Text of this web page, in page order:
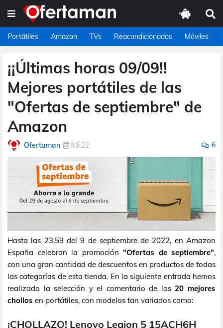
Portátiles Amazon TVs Reacondicionados Móviles
¡¡Últimas horas 09/09!!
Mejores portátiles de las
"Ofertas de septiembre" de
Amazon
Ofertaman 9.9.22 6
Hasta las 23.59 del 9 de septiembre de 2022, en Amazon
España celebran la promoción "Ofertas de septiembre",
con una gran cantidad de descuentos en productos de todas
las categorías de esta tienda. En la siguiente entrada hemos
realizado la selección y el comentario de los20 mejores
chollos en portátiles, con modelos tan variados como:
¡CHOLLAZO! Lenovo Legion 5 15ACH6H